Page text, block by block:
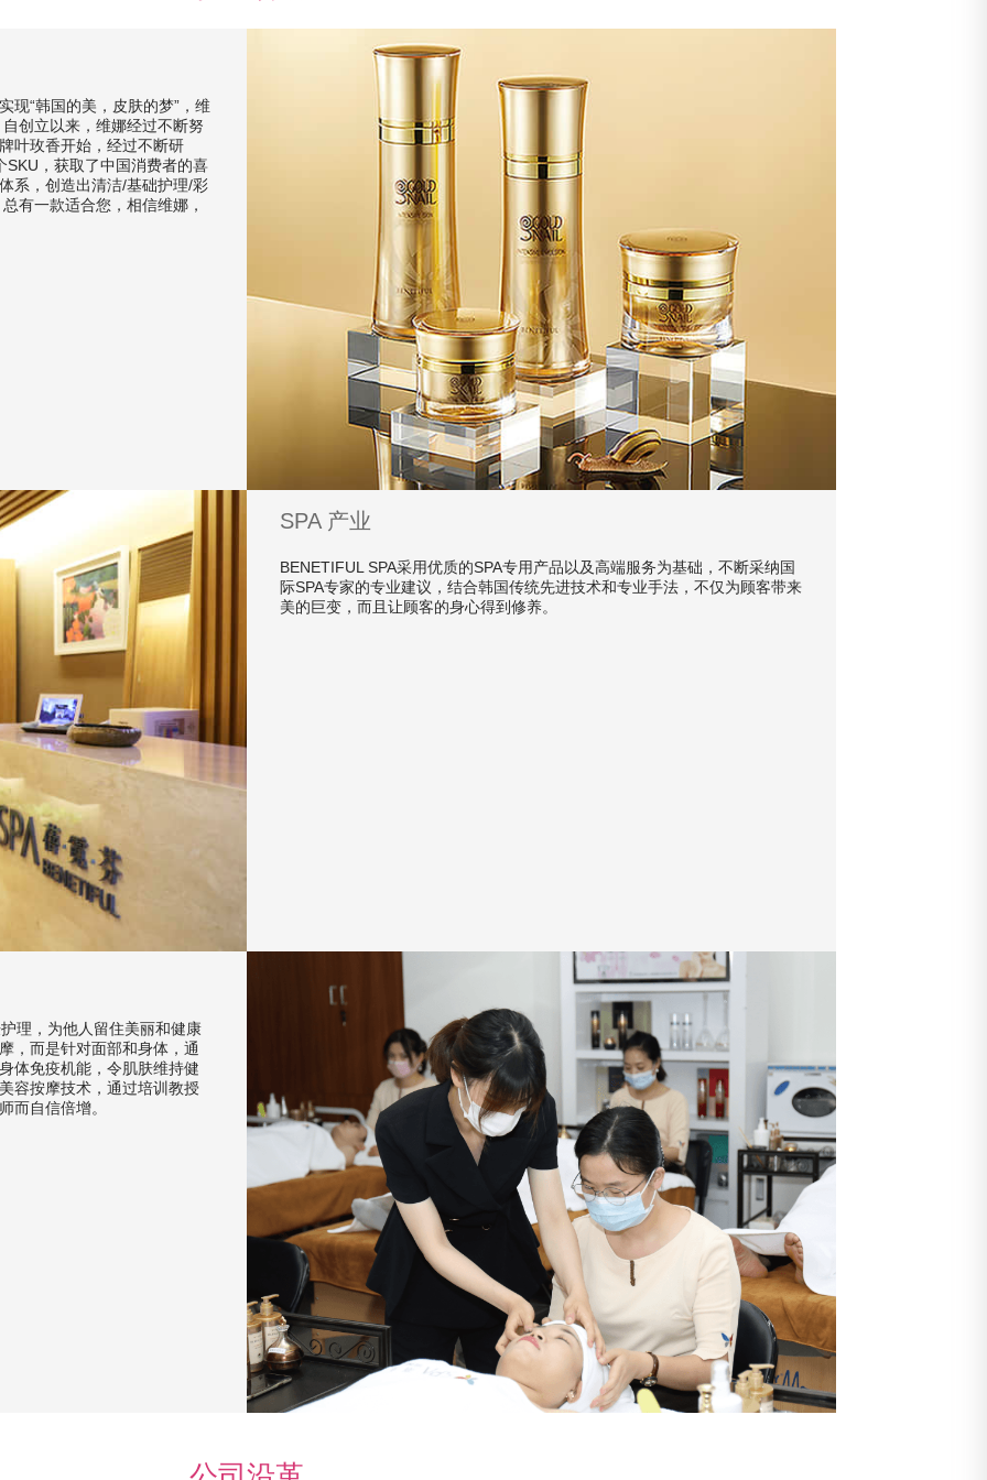
现“韩国的美，皮肤的梦”，维
创立以来，维娜经过不断努
叶玫香开始，经过不断研
，获取了中国消费者的喜
系，创造出清洁/基础护理/彩
有一款适合您，相信维娜，
SPA 产业
BENETIFUL SPA采用优质的SPA专用产品以及高端服务为基础，不断采纳国
际SPA专家的专业建议，结合韩国传统先进技术和专业手法，不仅为顾客带来
美的巨变，而且让顾客的身心得到修养。
理，为他人留住美丽和健康
，而是针对面部和身体，通
体免疫机能，令肌肤维持健
容按摩技术，通过培训教授
而自信倍增。